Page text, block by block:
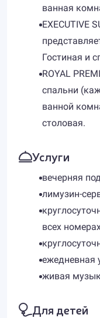
ванная
EXECUTIVE
Гостиная и
ROYAL
спальни
ванной
столовая.
Услуги
вечерняя
лимузин-
всех
ежедневная
живая
Для детей